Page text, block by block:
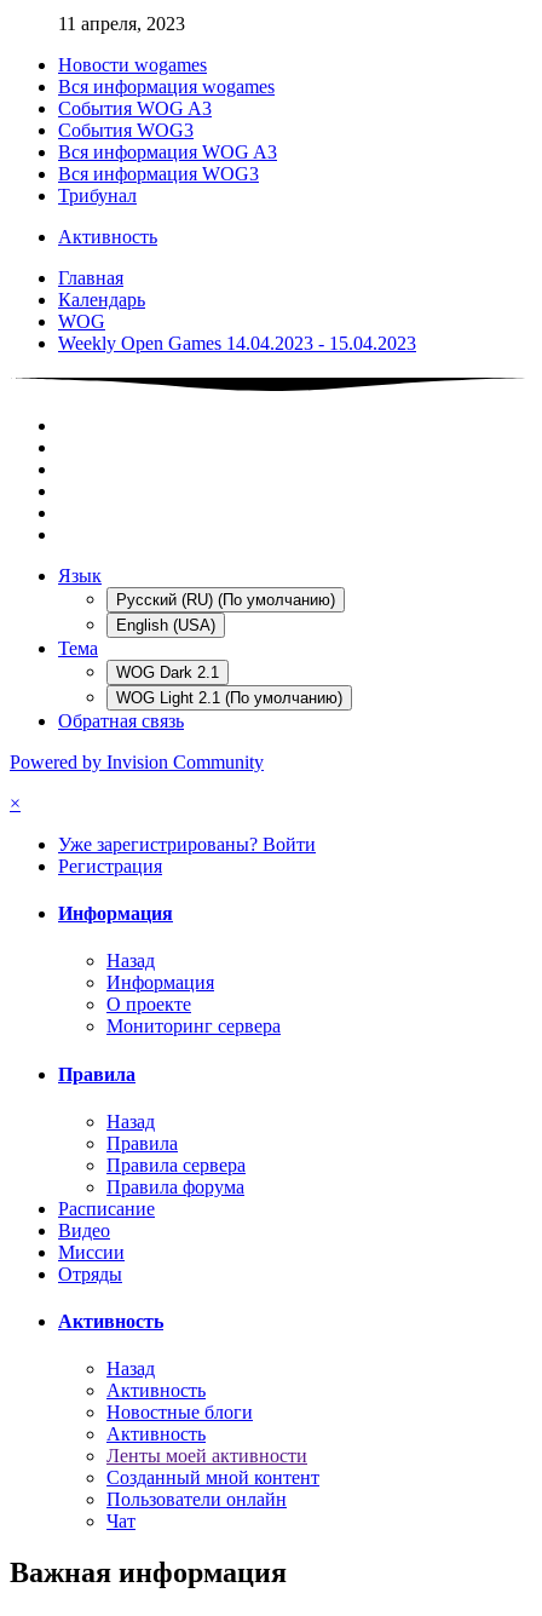
11 апреля, 2023
Новости wogames
Вся информация wogames
События WOG A3
События WOG3
Вся информация WOG A3
Вся информация WOG3
Трибунал
Активность
Главная
Календарь
WOG
Weekly Open Games 14.04.2023 - 15.04.2023
Язык
Русский (RU) (По умолчанию)
English (USA)
Тема
WOG Dark 2.1
WOG Light 2.1 (По умолчанию)
Обратная связь
Powered by Invision Community
×
Уже зарегистрированы? Войти
Регистрация
Информация
Назад
Информация
О проекте
Мониторинг сервера
Правила
Назад
Правила
Правила сервера
Правила форума
Расписание
Видео
Миссии
Отряды
Активность
Назад
Активность
Новостные блоги
Активность
Ленты моей активности
Созданный мной контент
Пользователи онлайн
Чат
Важная информация